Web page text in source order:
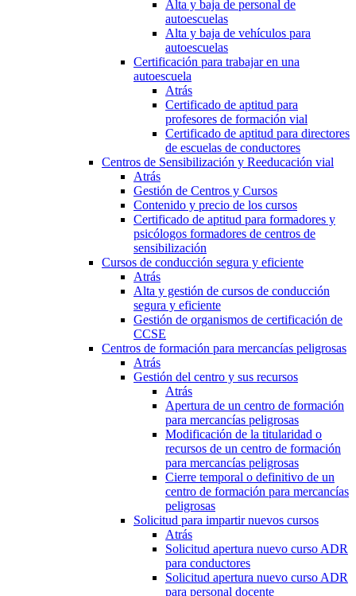
Alta y baja de personal de
autoescuelas
Alta y baja de vehículos para
autoescuelas
Certificación para trabajar en una
autoescuela
Atrás
Certificado de aptitud para
profesores de formación vial
Certificado de aptitud para directores
de escuelas de conductores
Centros de Sensibilización y Reeducación vial
Atrás
Gestión de Centros y Cursos
Contenido y precio de los cursos
Certificado de aptitud para formadores y
psicólogos formadores de centros de
sensibilización
Cursos de conducción segura y eficiente
Atrás
Alta y gestión de cursos de conducción
segura y eficiente
Gestión de organismos de certificación de
CCSE
Centros de formación para mercancías peligrosas
Atrás
Gestión del centro y sus recursos
Atrás
Apertura de un centro de formación
para mercancías peligrosas
Modificación de la titularidad o
recursos de un centro de formación
para mercancías peligrosas
Cierre temporal o definitivo de un
centro de formación para mercancías
peligrosas
Solicitud para impartir nuevos cursos
Atrás
Solicitud apertura nuevo curso ADR
para conductores
Solicitud apertura nuevo curso ADR
para personal docente